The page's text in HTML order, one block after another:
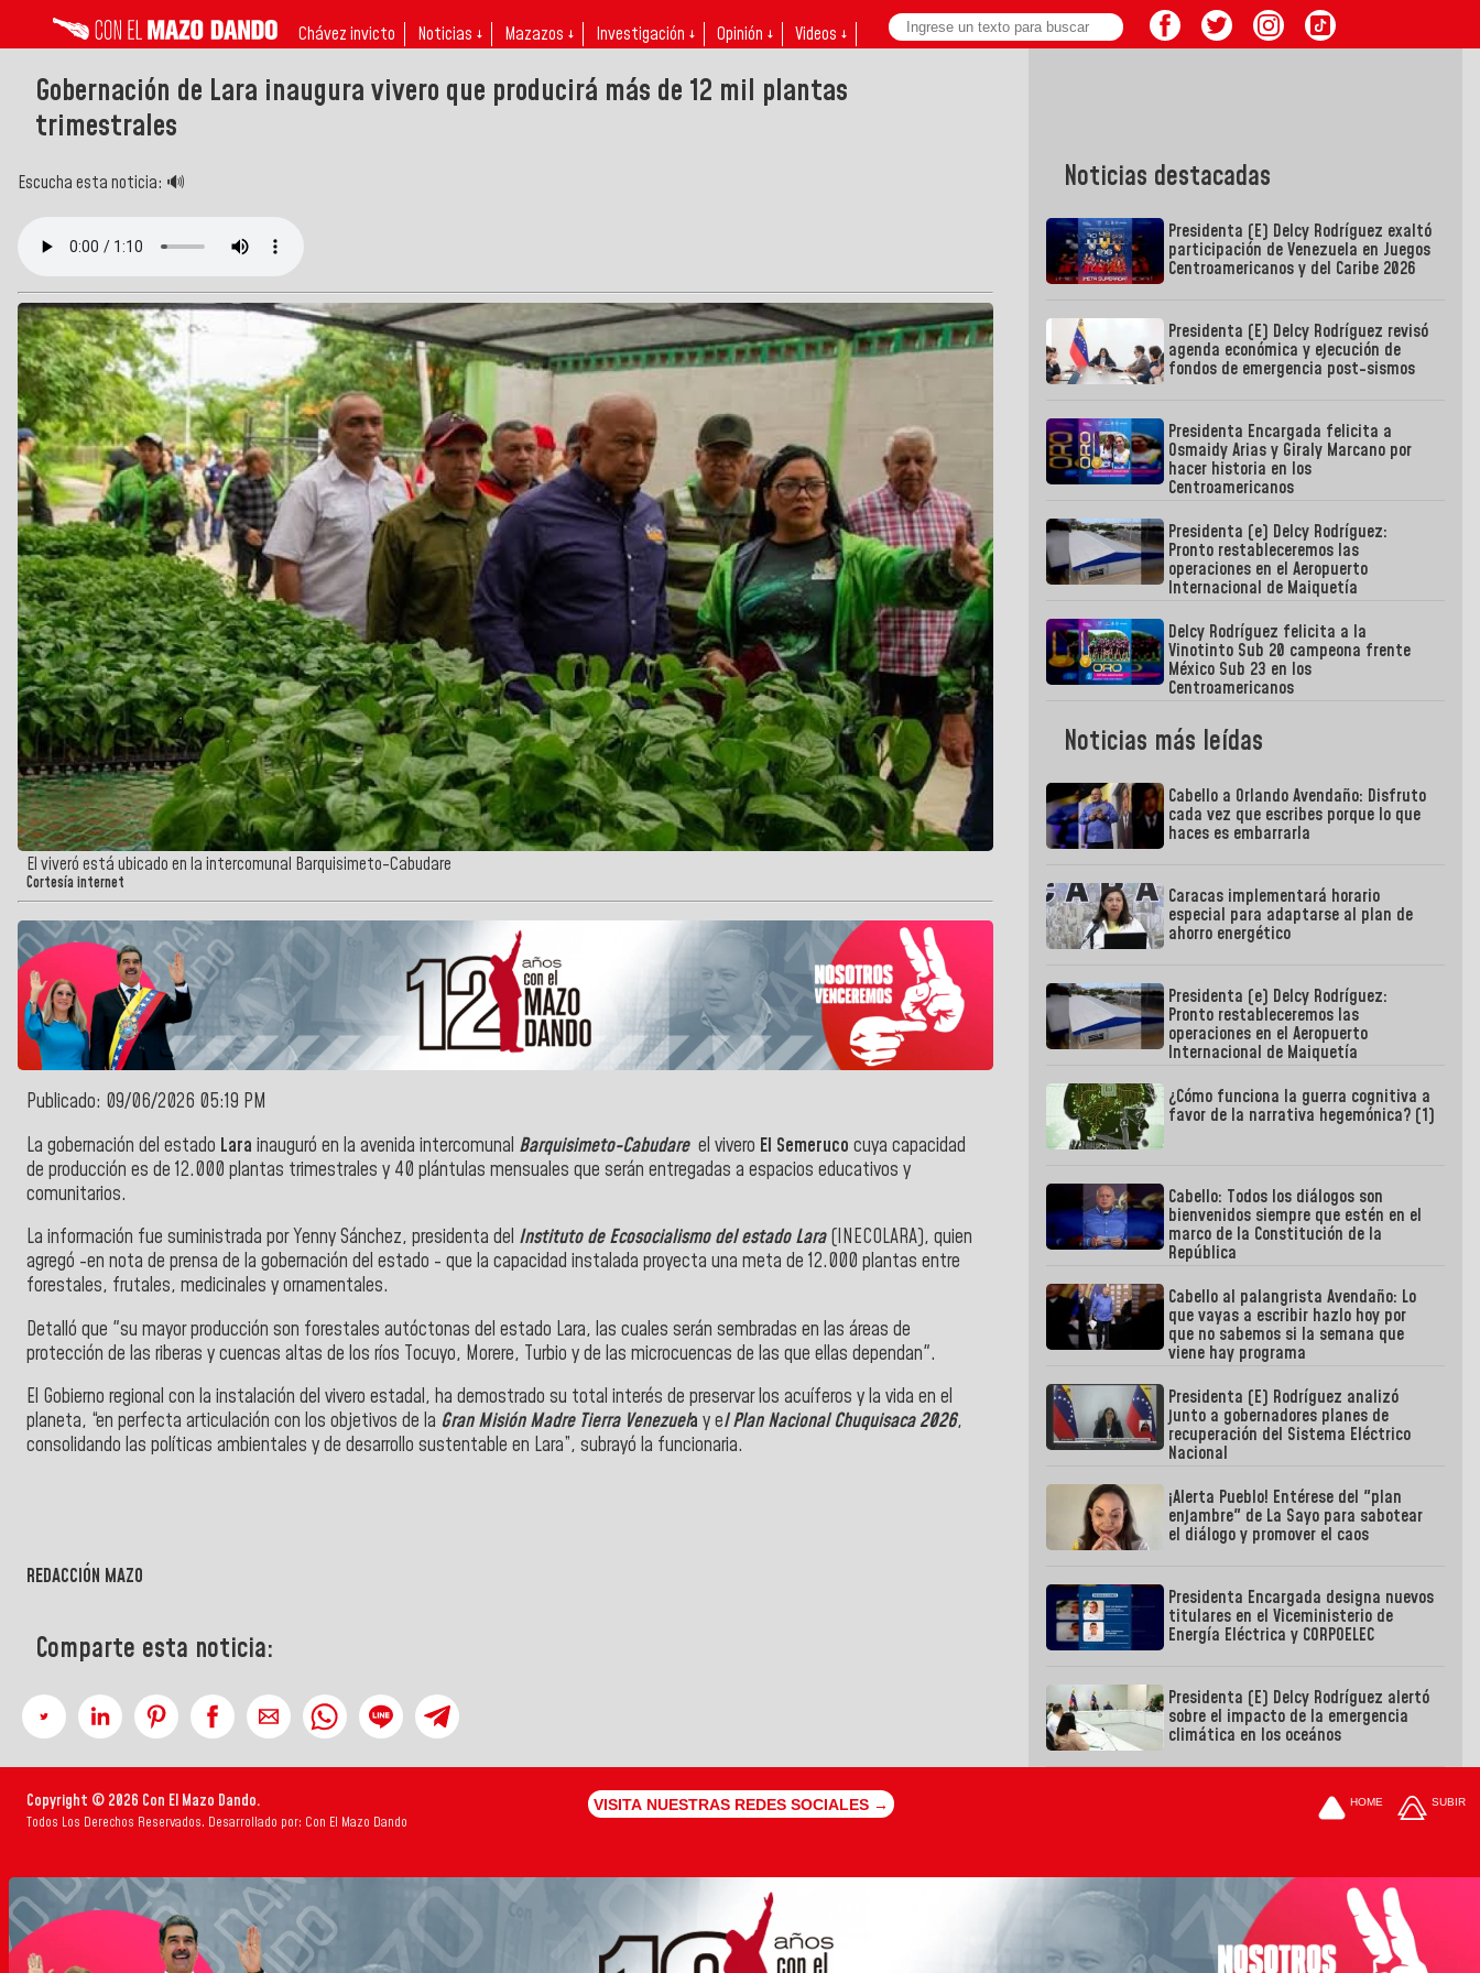
Chávez invicto Noticias ↓ Mazazos ↓ Investigación ↓ Opinión ↓ Videos ↓
Gobernación de Lara inaugura vivero que producirá más de 12 mil plantas
trimestrales
Escucha esta noticia: 🔊
El viveró está ubicado en la intercomunal Barquisimeto-Cabudare
Cortesía internet
Publicado: 09/06/2026 05:19 PM
La gobernación del estado Lara inauguró en la avenida intercomunal Barquisimeto-Cabudareel vivero El Semeruco cuya capacidad
de producción es de 12.000 plantas trimestrales y 40 plántulas mensuales que serán entregadas a espacios educativos y
comunitarios.
La información fue suministrada por Yenny Sánchez, presidenta del Instituto de Ecosocialismo del estado Lara(INECOLARA), quien
agregó -en nota de prensa de la gobernación del estado - que la capacidad instalada proyecta una meta de 12.000 plantas entre
forestales, frutales, medicinales y ornamentales.
Detalló que "su mayor producción son forestales autóctonas del estado Lara, las cuales serán sembradas en las áreas de
protección de las riberas y cuencas altas de los ríos Tocuyo, Morere, Turbio y de las microcuencas de las que ellas dependan".
El Gobierno regional con la instalación del vivero estadal, ha demostrado su total interés de preservar los acuíferos y la vida en el
planeta, “en perfecta articulación con los objetivos de la Gran Misión Madre Tierra Venezuela y el Plan Nacional Chuquisaca 2026,
consolidando las políticas ambientales y de desarrollo sustentable en Lara”, subrayó la funcionaria.
REDACCIÓN MAZO
Comparte esta noticia:
Noticias destacadas
Presidenta (E) Delcy Rodríguez exaltó
participación de Venezuela en Juegos
Centroamericanos y del Caribe 2026
Presidenta (E) Delcy Rodríguez revisó
agenda económica y ejecución de
fondos de emergencia post-sismos
Presidenta Encargada felicita a
Osmaidy Arias y Giraly Marcano por
hacer historia en los
Centroamericanos
Presidenta (e) Delcy Rodríguez:
Pronto restableceremos las
operaciones en el Aeropuerto
Internacional de Maiquetía
Delcy Rodríguez felicita a la
Vinotinto Sub 20 campeona frente
México Sub 23 en los
Centroamericanos
Noticias más leídas
Cabello a Orlando Avendaño: Disfruto
cada vez que escribes porque lo que
haces es embarrarla
Caracas implementará horario
especial para adaptarse al plan de
ahorro energético
Presidenta (e) Delcy Rodríguez:
Pronto restableceremos las
operaciones en el Aeropuerto
Internacional de Maiquetía
¿Cómo funciona la guerra cognitiva a
favor de la narrativa hegemónica? (1)
Cabello: Todos los diálogos son
bienvenidos siempre que estén en el
marco de la Constitución de la
República
Cabello al palangrista Avendaño: Lo
que vayas a escribir hazlo hoy por
que no sabemos si la semana que
viene hay programa
Presidenta (E) Rodríguez analizó
junto a gobernadores planes de
recuperación del Sistema Eléctrico
Nacional
¡Alerta Pueblo! Entérese del "plan
enjambre" de La Sayo para sabotear
el diálogo y promover el caos
Presidenta Encargada designa nuevos
titulares en el Viceministerio de
Energía Eléctrica y CORPOELEC
Presidenta (E) Delcy Rodríguez alertó
sobre el impacto de la emergencia
climática en los oceános
Copyright © 2026 Con El Mazo Dando.
Todos Los Derechos Reservados. Desarrollado por: Con El Mazo Dando
VISITA NUESTRAS REDES SOCIALES → HOME SUBIR